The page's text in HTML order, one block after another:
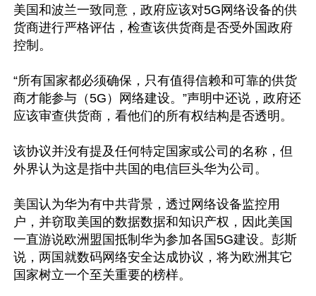
美国和波兰一致同意，政府应该对5G网络设备的供
货商进行严格评估，检查该供货商是否受外国政府
控制。
“所有国家都必须确保，只有值得信赖和可靠的供货
商才能参与（5G）网络建设。”声明中还说，政府还
应该审查供货商，看他们的所有权结构是否透明。
该协议并没有提及任何特定国家或公司的名称，但
外界认为这是指中共国的电信巨头华为公司。
美国认为华为有中共背景，透过网络设备监控用
户，并窃取美国的数据数据和知识产权，因此美国
一直游说欧洲盟国抵制华为参加各国5G建设。彭斯
说，两国就数码网络安全达成协议，将为欧洲其它
国家树立一个至关重要的榜样。